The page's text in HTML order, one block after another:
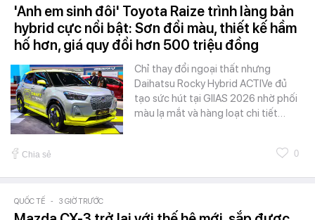
'Anh em sinh đôi' Toyota Raize trình làng bản
hybrid cực nổi bật: Sơn đổi màu, thiết kế hầm
hố hơn, giá quy đổi hơn 500 triệu đồng
Chỉ thay đổi ngoại thất nhưng
Daihatsu Rocky Hybrid ACTIVe đủ
tạo sức hút tại GIIAS 2026 nhờ phối
màu lạ mắt và hàng loạt chi tiết…
Chia sẻ 0
QUỐC TẾ - 3 GIỜ TRƯỚC